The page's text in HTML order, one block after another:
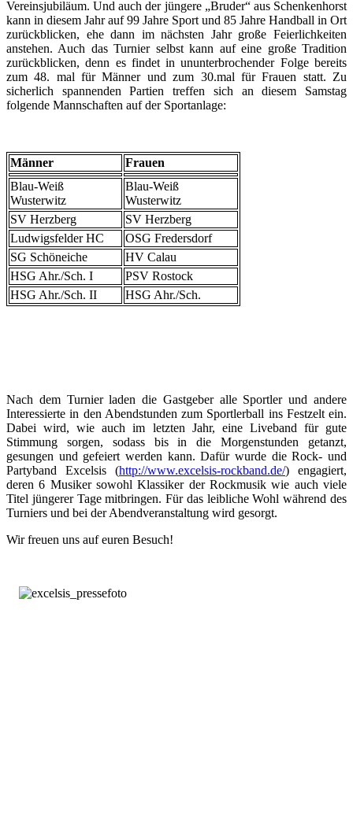
Vereinsjubiläum. Und auch der jüngere „Bruder“ aus Schenkenhorst
kann in diesem Jahr auf 99 Jahre Sport und 85 Jahre Handball in Ort
zurückblicken, ehe dann im nächsten Jahr große Feierlichkeiten
anstehen. Auch das Turnier selbst kann auf eine große Tradition
zurückblicken, denn es findet in ununterbrochender Folge bereits
zum 48. mal für Männer und zum 30.mal für Frauen statt. Zu
sicherlich spannenden Partien treffen sich an diesem Samstag
folgende Mannschaften auf der Sportanlage:
Männer
Frauen
Blau-Weiß
Wusterwitz
Blau-Weiß
Wusterwitz
SV Herzberg
SV Herzberg
Ludwigsfelder HC
OSG Fredersdorf
SG Schöneiche
HV Calau
HSG Ahr./Sch. I
PSV Rostock
HSG Ahr./Sch. II
HSG Ahr./Sch.
Nach dem Turnier laden die Gastgeber alle Sportler und andere
Interessierte in den Abendstunden zum Sportlerball ins Festzelt ein.
Dabei wird, wie auch im letzten Jahr, eine Liveband für gute
Stimmung sorgen, sodass bis in die Morgenstunden getanzt,
gesungen und gefeiert werden kann. Dafür wurde die Rock- und
Partyband Excelsis (http://www.excelsis-rockband.de/) engagiert,
deren 6 Musiker sowohl Klassiker der Rockmusik wie auch viele
Titel jüngerer Tage mitbringen. Für das leibliche Wohl während des
Turniers und bei der Abendveranstaltung wird gesorgt.
Wir freuen uns auf euren Besuch!